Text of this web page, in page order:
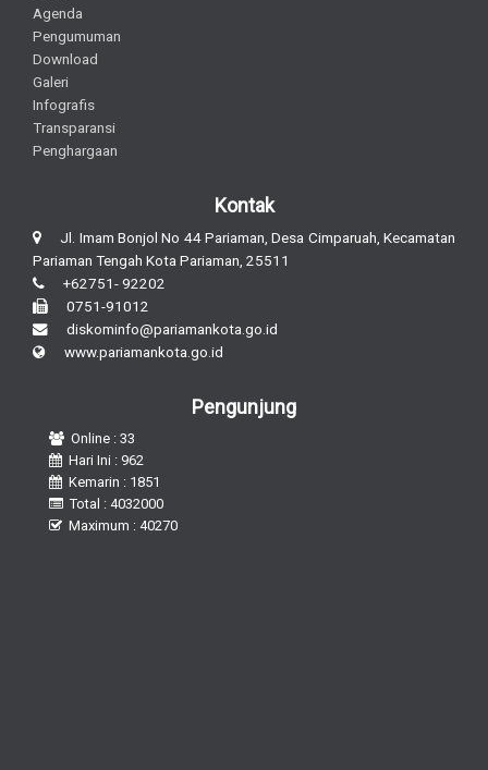
Agenda
Pengumuman
Download
Galeri
Infografis
Transparansi
Penghargaan
Kontak
Jl. Imam Bonjol No 44 Pariaman, Desa Cimparuah, Kecamatan
Pariaman Tengah Kota Pariaman, 25511
+62751- 92202
0751-91012
diskominfo@pariamankota.go.id
www.pariamankota.go.id
Pengunjung
Online : 33
Hari Ini : 962
Kemarin : 1851
Total : 4032000
Maximum : 40270